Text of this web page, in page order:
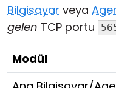
Bilgisayar veya
gelen TCP portu
Modül